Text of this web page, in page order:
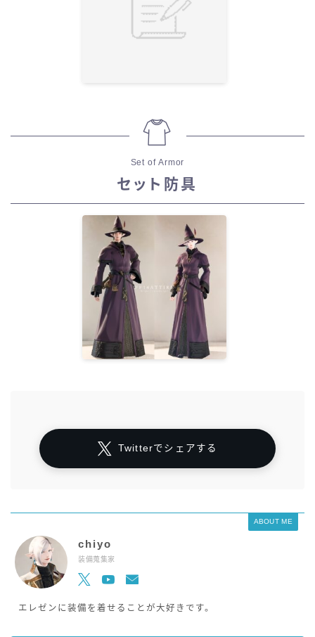
Set of Armor
セット防具
Twitterでシェアする
ABOUT ME
chiyo
装備蒐集家
エレゼンに装備を着せることが大好きです。